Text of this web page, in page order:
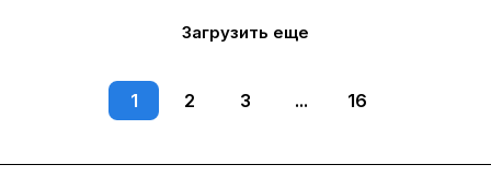
Загрузить еще
1 2 3 ... 16